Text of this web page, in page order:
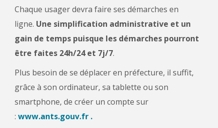
Chaque usager devra faire ses démarches en
ligne. Une simplification administrative et un
gain de temps puisque les démarches pourront
être faites 24h/24 et 7j/7.
Plus besoin de se déplacer en préfecture, il suffit,
grâce à son ordinateur, sa tablette ou son
smartphone, de créer un compte sur
: www.ants.gouv.fr .